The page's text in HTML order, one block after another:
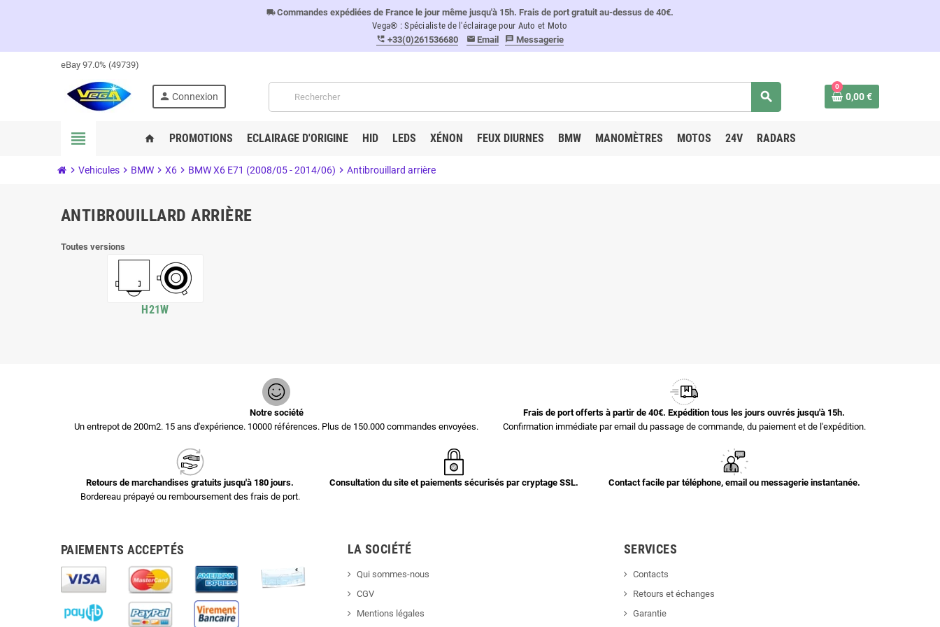
local_shippingCommandes expédiées de France le jour même jusqu'à 15h. Frais de port gratuit au-dessus de 40€.
Vega® : Spécialiste de l'éclairage pour Auto et Moto
perm_phone_msg +33(0)261536680 email Email message Messagerie
eBay 97.0% (49739)
person Connexion search
0
0,00 €
view_headline home PROMOTIONS ECLAIRAGE D'ORIGINE HID LEDS XÉNON FEUX DIURNES BMW MANOMÈTRES MOTOS 24V RADARS
chevron_right Vehicules chevron_right BMW chevron_right X6 chevron_right BMW X6 E71 (2008/05 - 2014/06) chevron_right Antibrouillard arrière
ANTIBROUILLARD ARRIÈRE
Toutes versions
H21W
Notre société
Un entrepot de 200m2. 15 ans d'expérience. 10000 références. Plus de 150.000 commandes envoyées.
Frais de port offerts à partir de 40€. Expédition tous les jours ouvrés jusqu'à 15h.
Confirmation immédiate par email du passage de commande, du paiement et de l'expédition.
Retours de marchandises gratuits jusqu'à 180 jours.
Bordereau prépayé ou remboursement des frais de port.
Consultation du site et paiements sécurisés par cryptage SSL. Contact facile par téléphone, email ou messagerie instantanée.
PAIEMENTS ACCEPTÉS LA SOCIÉTÉ
Qui sommes-nous
CGV
Mentions légales
SERVICES
Contacts
Retours et échanges
Garantie